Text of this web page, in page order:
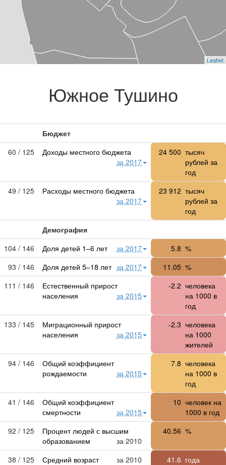
Leaflet
Южное Тушино
Бюджет
60 / 125
Доходы местного бюджета
за 2017
24 500 тысяч
рублей за
год
49 / 125
Расходы местного бюджета
за 2017
23 912 тысяч
рублей за
год
Демография
104 / 146
Доля детей 1–6 лет за 2017 5.8 %
93 / 146
Доля детей 5–18 лет за 2017 11.05 %
111 / 146
Естественный прирост
населения
за 2015
-2.2 человека
на 1000 в
год
133 / 145
Миграционный прирост
населения
за 2015
-2.3 человека
на 1000
жителей
94 / 146
Общий коэффициент
рождаемости
за 2015
7.8 человека
на 1000 в
год
41 / 146
Общий коэффициент
смертности
за 2015
10 человек на
1000 в год
92 / 125
Процент людей с высшим
образованием
за 2010
40.56 %
38 / 125 Средний возраст за 2010 41.6 года